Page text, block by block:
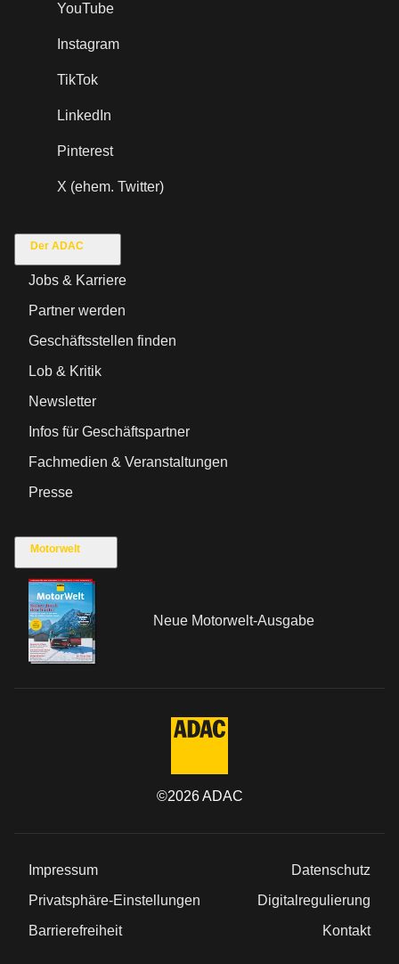
YouTube
Instagram
TikTok
LinkedIn
Pinterest
X (ehem. Twitter)
Der ADAC
Jobs & Karriere
Partner werden
Geschäftsstellen finden
Lob & Kritik
Newsletter
Infos für Geschäftspartner
Fachmedien & Veranstaltungen
Presse
Motorwelt
Neue Motorwelt-Ausgabe
©2026ADAC
Impressum
Datenschutz
Privatsphäre-Einstellungen
Digitalregulierung
Barrierefreiheit
Kontakt